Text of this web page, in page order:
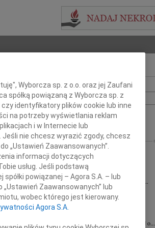
Imię i nazwisko lub numer ogłoszenia:
+ szukanie zaawansowane
INNE NEKROLOGI
Marta Rytel31.07.2026cała Polska
Z głębokim żalem w sercu żegnamy naszą...
Stanisław Gomułka 27.07.2026
Z głębokim żalem przyjęliśmy wiadomość o...
Adam Pilecki
17.07.2026
Zarząd Podkarpackiego Stowarzyszenia...
Zdzisław Gajda
Z wielkim smutkiem przyjęliśmy wiadomość o...
Wyborcza sp. z o.o. oraz jej Zaufani
spółką powiązaną z Wyborcza sp. z
identyfikatory plików cookie lub inne
na potrzeby wyświetlania reklam
i w Internecie lub
nie chcesz wyrazić zgody, chcesz
„Ustawień Zaawansowanych”.
informacji dotyczących
usług. Jeśli podstawą
powiązanej – Agora S.A. – lub
Zaawansowanych” lub
wobec którego jest kierowany.
Agora S.A.